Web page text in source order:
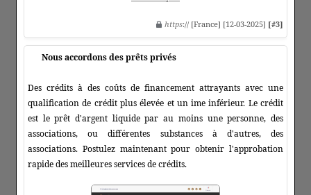
https:// [France] [12-03-2025] [#3]
Nous accordons des prêts privés
Des crédits à des coûts de financement attrayants avec une
qualification de crédit plus élevée et un ime inférieur. Le crédit
est le prêt d'argent liquide par au moins une personne, des
associations, ou différentes substances à d'autres, des
associations. Postulez maintenant pour obtenir l'approbation
rapide des meilleures services de crédits.